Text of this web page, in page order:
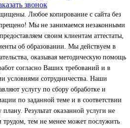
звонок
Любое копирование с сайта без
Мы не занимаемся незаконными
своим клиентам аттестаты,
об образовании. Мы действуем в
оказывая методическую помощь
согласно Ваших требований и в
условиями сотрудничества. Наши
услугу по сбору обработке и
по заданной теме и в соответствии
Результат оказанной услуги не
трудом, тем не менее может послужить